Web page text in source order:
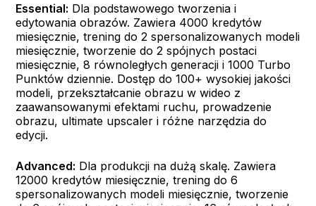
Essential: Dla podstawowego tworzenia i
edytowania obrazów. Zawiera 4000 kredytów
miesięcznie, trening do 2 spersonalizowanych modeli
miesięcznie, tworzenie do 2 spójnych postaci
miesięcznie, 8 równoległych generacji i 1000 Turbo
Punktów dziennie. Dostęp do 100+ wysokiej jakości
modeli, przekształcanie obrazu w wideo z
zaawansowanymi efektami ruchu, prowadzenie
obrazu, ultimate upscaler i różne narzędzia do
edycji.
Advanced: Dla produkcji na dużą skalę. Zawiera
12000 kredytów miesięcznie, trening do 6
spersonalizowanych modeli miesięcznie, tworzenie